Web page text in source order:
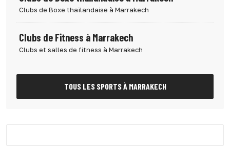
Clubs de Boxe thaïlandaise à Marrakech
Clubs de Fitness à Marrakech
Clubs et salles de fitness à Marrakech
TOUS LES SPORTS À MARRAKECH